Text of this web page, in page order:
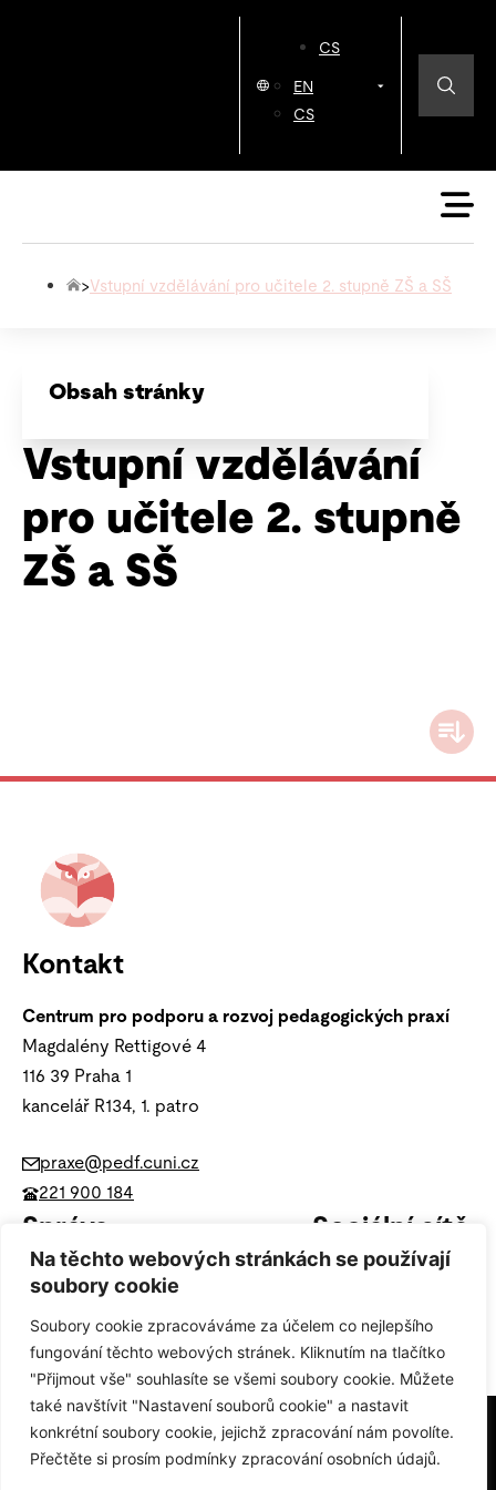
Na těchto webových stránkách se používají
soubory cookie
Soubory cookie zpracováváme za účelem co nejlepšího
fungování těchto webových stránek. Kliknutím na tlačítko
"Přijmout vše" souhlasíte se všemi soubory cookie. Můžete
také navštívit "Nastavení souborů cookie" a nastavit
konkrétní soubory cookie, jejichž zpracování nám povolíte.
Přečtěte si prosím podmínky zpracování osobních údajů.
CS
EN
CS
>Vstupní vzdělávání pro učitele 2. stupně ZŠ a SŠ
Obsah stránky
Vstupní vzdělávání
pro učitele 2. stupně
ZŠ a SŠ
Kontakt
Centrum pro podporu a rozvoj pedagogických praxí
Magdalény Rettigové 4
116 39 Praha 1
kancelář R134, 1. patro
praxe@pedf.cuni.cz
221 900 184
Správa
Ochrana osobních údajů (GDPR)
Nastavení cookies
Sociální sítě
© 2026 Centrum pro podporu a rozvoj pedagogických